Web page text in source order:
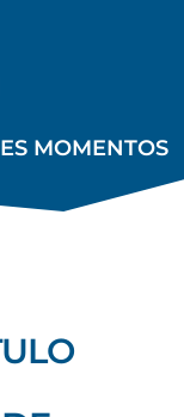
MOMENTOS